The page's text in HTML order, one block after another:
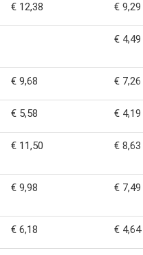
€ 12,38 € 9,29
€ 4,49
€ 9,68 € 7,26
€ 5,58 € 4,19
€ 11,50 € 8,63
€ 9,98 € 7,49
€ 6,18 € 4,64